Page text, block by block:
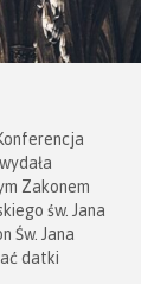
Zakonem
św. Jana
Św. Jana
datki